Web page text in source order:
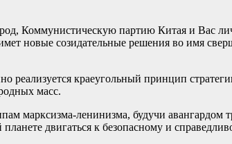
Коммунистическую партию Китая и Вас
новые созидательные решения во имя
краеугольный принцип
масс.
марксизма-ленинизма, будучи авангардом
двигаться к безопасному и